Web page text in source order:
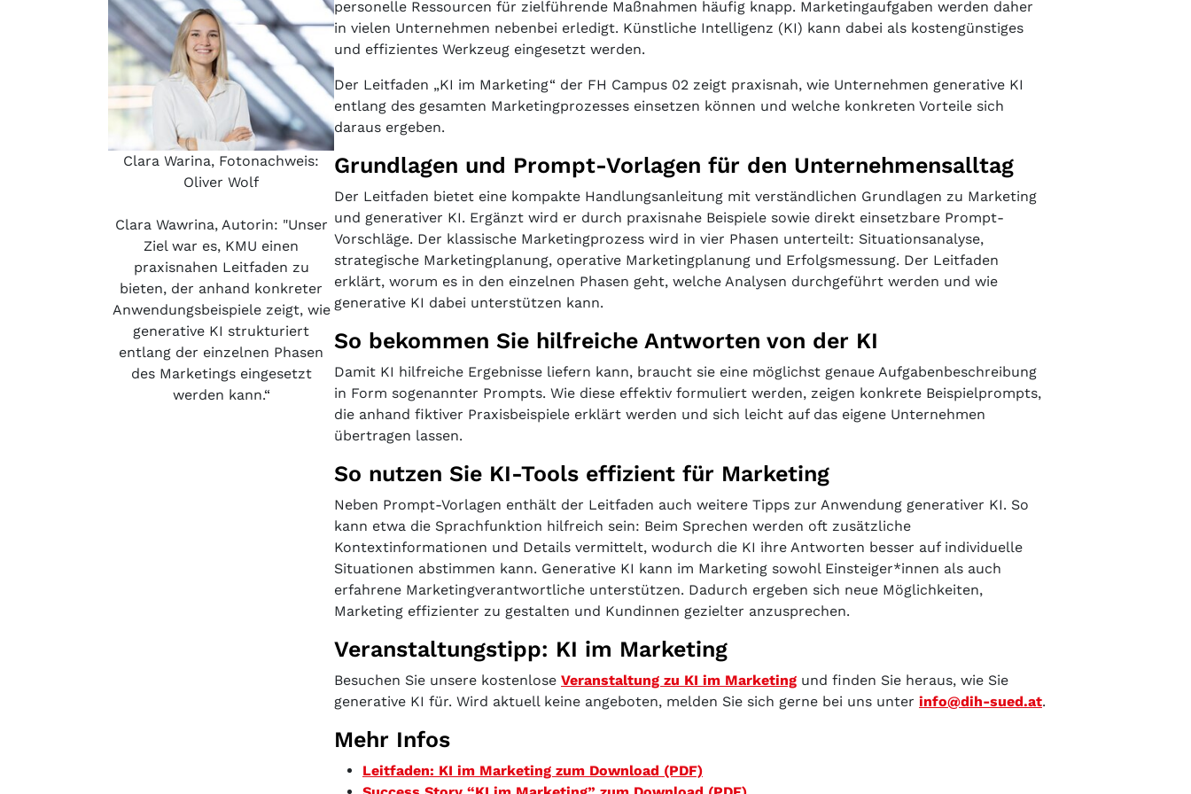
Clara Warina, Fotonachweis:
Oliver Wolf
Clara Wawrina, Autorin: "Unser
Ziel war es, KMU einen
praxisnahen Leitfaden zu
bieten, der anhand konkreter
Anwendungsbeispiele zeigt, wie
generative KI strukturiert
entlang der einzelnen Phasen
des Marketings eingesetzt
werden kann.“
personelle Ressourcen für zielführende Maßnahmen häufig knapp. Marketingaufgaben werden daher
in vielen Unternehmen nebenbei erledigt. Künstliche Intelligenz (KI) kann dabei als kostengünstiges
und effizientes Werkzeug eingesetzt werden.
Der Leitfaden „KI im Marketing“ der FH Campus 02 zeigt praxisnah, wie Unternehmen generative KI
entlang des gesamten Marketingprozesses einsetzen können und welche konkreten Vorteile sich
daraus ergeben.
Grundlagen und Prompt-Vorlagen für den Unternehmensalltag
Der Leitfaden bietet eine kompakte Handlungsanleitung mit verständlichen Grundlagen zu Marketing
und generativer KI. Ergänzt wird er durch praxisnahe Beispiele sowie direkt einsetzbare Prompt-
Vorschläge. Der klassische Marketingprozess wird in vier Phasen unterteilt: Situationsanalyse,
strategische Marketingplanung, operative Marketingplanung und Erfolgsmessung. Der Leitfaden
erklärt, worum es in den einzelnen Phasen geht, welche Analysen durchgeführt werden und wie
generative KI dabei unterstützen kann.
So bekommen Sie hilfreiche Antworten von der KI
Damit KI hilfreiche Ergebnisse liefern kann, braucht sie eine möglichst genaue Aufgabenbeschreibung
in Form sogenannter Prompts. Wie diese effektiv formuliert werden, zeigen konkrete Beispielprompts,
die anhand fiktiver Praxisbeispiele erklärt werden und sich leicht auf das eigene Unternehmen
übertragen lassen.
So nutzen Sie KI-Tools effizient für Marketing
Neben Prompt-Vorlagen enthält der Leitfaden auch weitere Tipps zur Anwendung generativer KI. So
kann etwa die Sprachfunktion hilfreich sein: Beim Sprechen werden oft zusätzliche
Kontextinformationen und Details vermittelt, wodurch die KI ihre Antworten besser auf individuelle
Situationen abstimmen kann. Generative KI kann im Marketing sowohl Einsteiger*innen als auch
erfahrene Marketingverantwortliche unterstützen. Dadurch ergeben sich neue Möglichkeiten,
Marketing effizienter zu gestalten und Kundinnen gezielter anzusprechen.
Veranstaltungstipp: KI im Marketing
Besuchen Sie unsere kostenlose Veranstaltung zu KI im Marketing und finden Sie heraus, wie Sie
generative KI für. Wird aktuell keine angeboten, melden Sie sich gerne bei uns unter info@dih-sued.at.
Mehr Infos
Leitfaden: KI im Marketing zum Download (PDF)